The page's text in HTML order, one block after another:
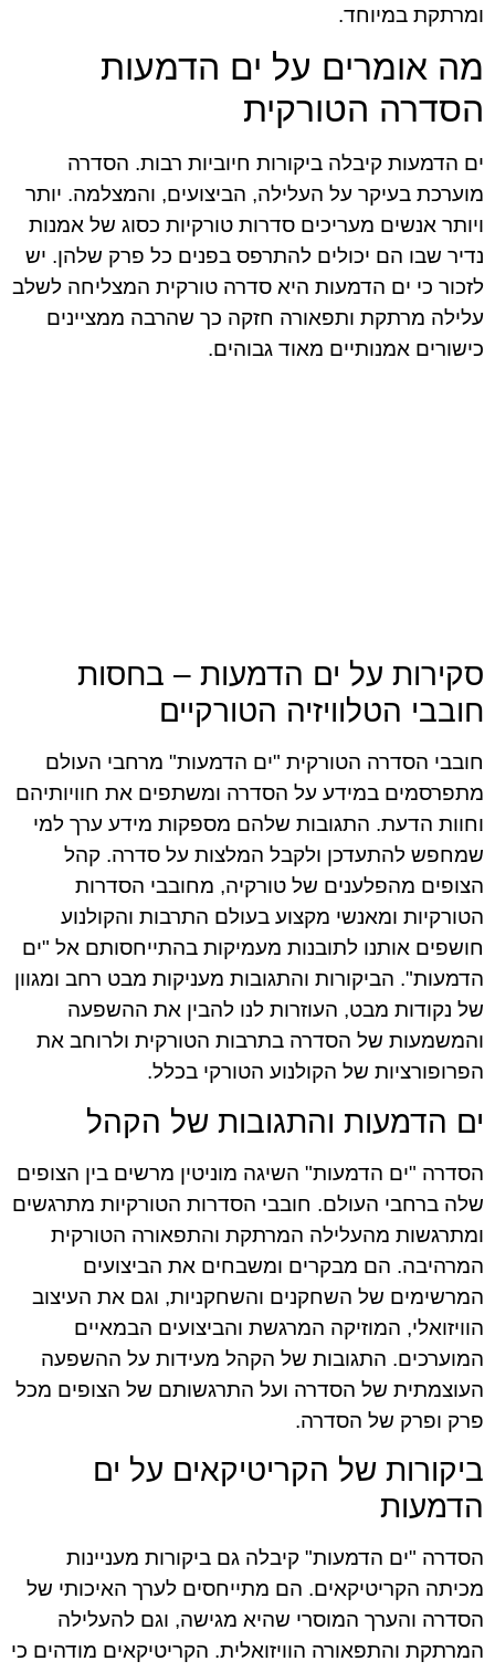
ומרתקת במיוחד.
מה אומרים על ים הדמעות
הסדרה הטורקית
ים הדמעות קיבלה ביקורות חיוביות רבות. הסדרה
מוערכת בעיקר על העלילה, הביצועים, והמצלמה. יותר
ויותר אנשים מעריכים סדרות טורקיות כסוג של אמנות
נדיר שבו הם יכולים להתרפס בפנים כל פרק שלהן. יש
לזכור כי ים הדמעות היא סדרה טורקית המצליחה לשלב
עלילה מרתקת ותפאורה חזקה כך שהרבה ממציינים
כישורים אמנותיים מאוד גבוהים.
סקירות על ים הדמעות – בחסות
חובבי הטלוויזיה הטורקיים
חובבי הסדרה הטורקית "ים הדמעות" מרחבי העולם
מתפרסמים במידע על הסדרה ומשתפים את חוויותיהם
וחוות הדעת. התגובות שלהם מספקות מידע ערך למי
שמחפש להתעדכן ולקבל המלצות על סדרה. קהל
הצופים מהפלענים של טורקיה, מחובבי הסדרות
הטורקיות ומאנשי מקצוע בעולם התרבות והקולנוע
חושפים אותנו לתובנות מעמיקות בהתייחסותם אל "ים
הדמעות". הביקורות והתגובות מעניקות מבט רחב ומגוון
של נקודות מבט, העוזרות לנו להבין את ההשפעה
והמשמעות של הסדרה בתרבות הטורקית ולרוחב את
הפרופורציות של הקולנוע הטורקי בכלל.
ים הדמעות והתגובות של הקהל
הסדרה "ים הדמעות" השיגה מוניטין מרשים בין הצופים
שלה ברחבי העולם. חובבי הסדרות הטורקיות מתרגשים
ומתרגשות מהעלילה המרתקת והתפאורה הטורקית
המרהיבה. הם מבקרים ומשבחים את הביצועים
המרשימים של השחקנים והשחקניות, וגם את העיצוב
הוויזואלי, המוזיקה המרגשת והביצועים הבמאיים
המוערכים. התגובות של הקהל מעידות על ההשפעה
העוצמתית של הסדרה ועל התרגשותם של הצופים מכל
פרק ופרק של הסדרה.
ביקורות של הקריטיקאים על ים
הדמעות
הסדרה "ים הדמעות" קיבלה גם ביקורות מעניינות
מכיתה הקריטיקאים. הם מתייחסים לערך האיכותי של
הסדרה והערך המוסרי שהיא מגישה, וגם להעלילה
המרתקת והתפאורה הוויזואלית. הקריטיקאים מודהים כי